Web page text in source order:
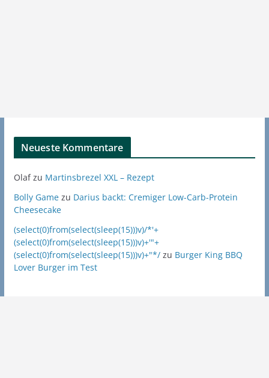
Neueste Kommentare
Olafzu Martinsbrezel XXL – Rezept
Bolly Gamezu Darius backt: Cremiger Low-Carb-Protein
Cheesecake
(select(0)from(select(sleep(15)))v)/*'+
(select(0)from(select(sleep(15)))v)+'"+
(select(0)from(select(sleep(15)))v)+"*/zu Burger King BBQ
Lover Burger im Test